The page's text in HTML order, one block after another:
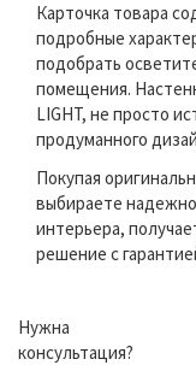
Карточка товара
подробные
подобрать
помещения.
LIGHT, не просто
продуманного
Покупая
выбираете
интерьера,
решение с
Нужна
консультация?